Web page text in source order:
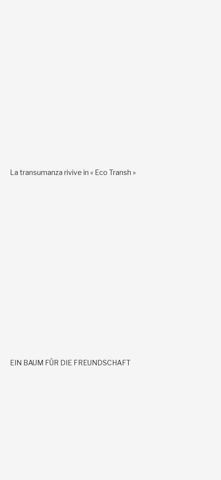
La transumanza rivive in « Eco Transh »
EIN BAUM FÜR DIE FREUNDSCHAFT